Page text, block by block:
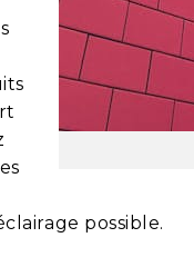
possible.